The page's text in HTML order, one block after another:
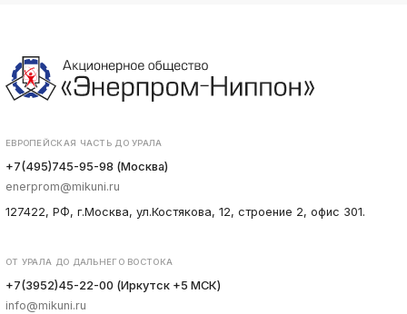
ЕВРОПЕЙСКАЯ ЧАСТЬ ДО УРАЛА
+7(495)745-95-98 (Москва)
enerprom@mikuni.ru
127422, РФ, г.Москва, ул.Костякова, 12, строение 2, офис 301.
ОТ УРАЛА ДО ДАЛЬНЕГО ВОСТОКА
+7(3952)45-22-00 (Иркутск +5 МСК)
info@mikuni.ru